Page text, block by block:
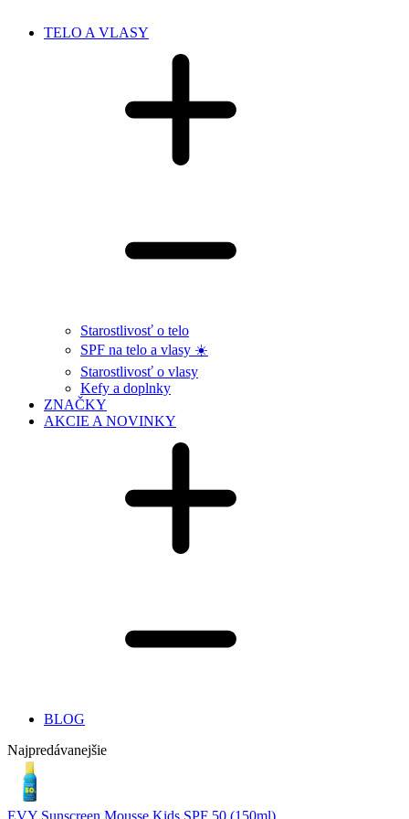
TELO A VLASY
Starostlivosť o telo
SPF na telo a vlasy ☀️
Starostlivosť o vlasy
Kefy a doplnky
ZNAČKY
AKCIE A NOVINKY
BLOG
Najpredávanejšie
EVY Sunscreen Mousse Kids SPF 50 (150ml)